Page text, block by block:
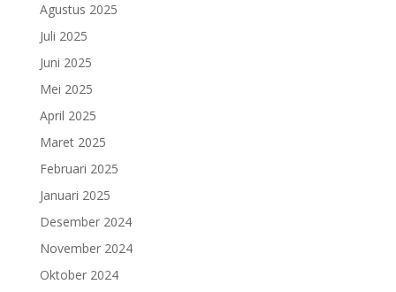
Agustus 2025
Juli 2025
Juni 2025
Mei 2025
April 2025
Maret 2025
Februari 2025
Januari 2025
Desember 2024
November 2024
Oktober 2024